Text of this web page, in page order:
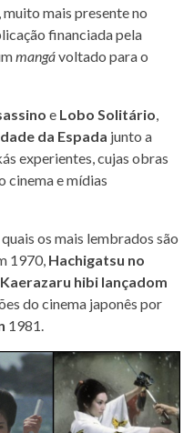
mais presente no
financiada pela
mangávoltado para o
e Lobo Solitário,
da Espada junto a
experientes, cujas obras
cinema e mídias
os mais lembrados são
1970, Hachigatsu no
Kaerazaru hibi lançadom
do cinema japonês por
1981.